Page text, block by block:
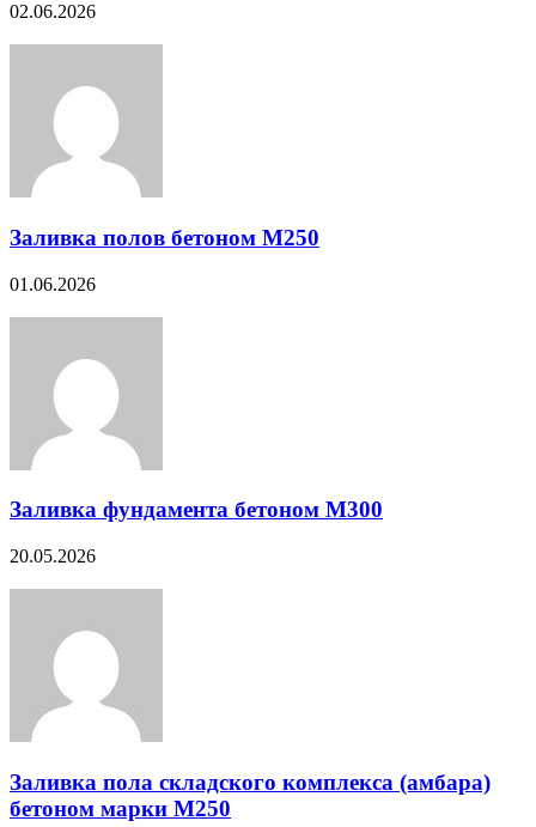
02.06.2026
Заливка полов бетоном М250
01.06.2026
Заливка фундамента бетоном М300
20.05.2026
Заливка пола складского комплекса (амбара)
бетоном марки М250